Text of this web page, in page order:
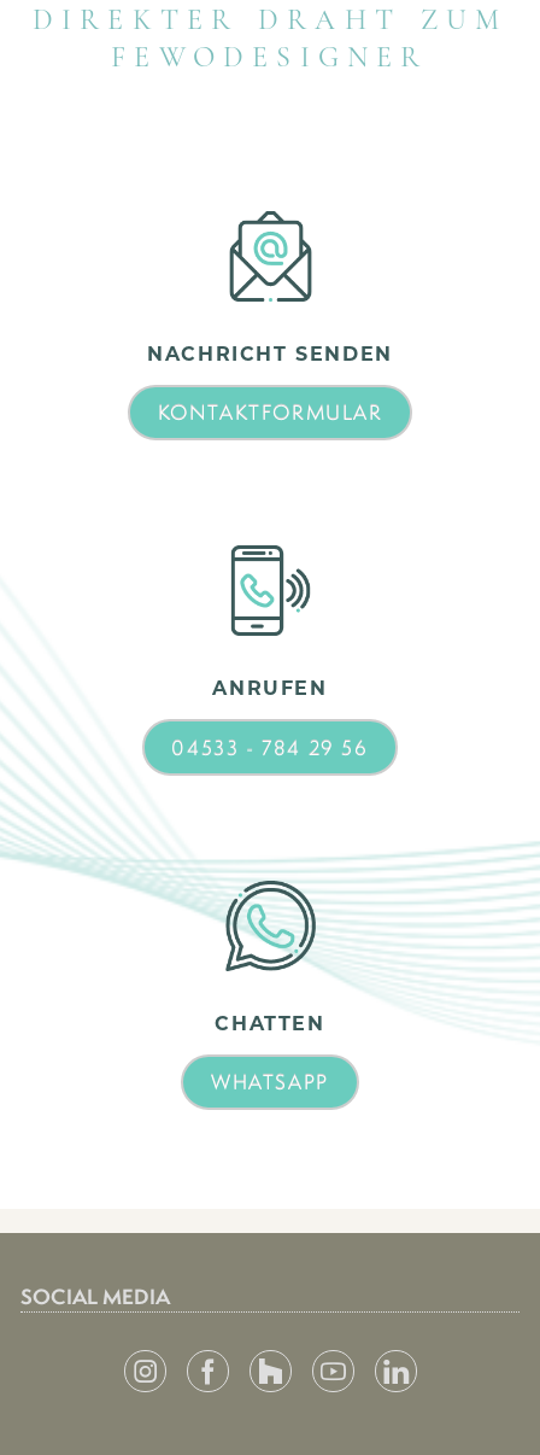
DIREKTER DRAHT ZUM
FEWODESIGNER
NACHRICHT SENDEN
KONTAKTFORMULAR
ANRUFEN
04533 - 784 29 56
CHATTEN
WHATSAPP
SOCIAL MEDIA